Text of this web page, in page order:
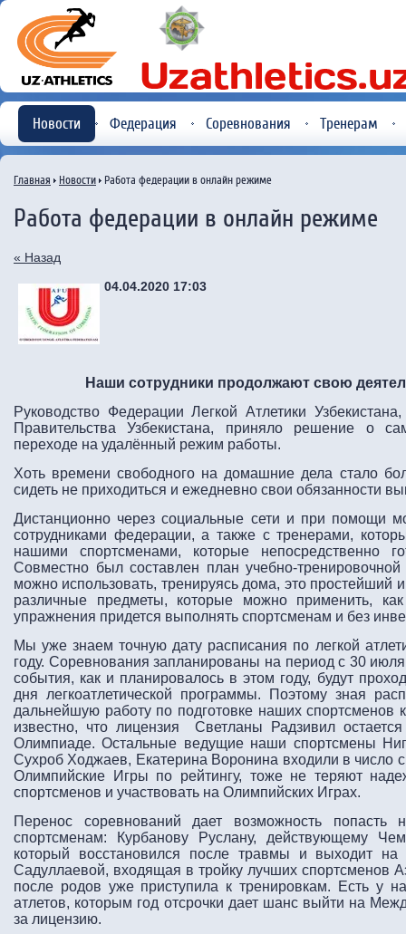
Новости Федерация Соревнования Тренерам
Главная Новости Работа федерации в онлайн режиме
Работа федерации в онлайн режиме
« Назад
04.04.2020 17:03
Наши сотрудники продолжают свою
Руководство Федерации Легкой Атлетики
Правительства Узбекистана, приняло решение о
переходе на удалённый режим работы.
Хоть времени свободного на домашние дела стало
сидеть не приходиться и ежедневно свои обязанности
Дистанционно через социальные сети и при помощи
сотрудниками федерации, а также с тренерами,
нашими спортсменами, которые непосредственно
Совместно был составлен план учебно-
можно использовать, тренируясь дома, это простейший
различные предметы, которые можно применить,
упражнения придется выполнять спортсменам и без
Мы уже знаем точную дату расписания по легкой
году. Соревнования запланированы на период с 30
события, как и планировалось в этом году, будут
дня легкоатлетической программы. Поэтому зная
дальнейшую работу по подготовке наших спортсменов
известно, что лицензия Светланы Радзивил
Олимпиаде. Остальные ведущие наши спортсмены
Сухроб Ходжаев, Екатерина Воронина входили в число
Олимпийские Игры по рейтингу, тоже не теряют
спортсменов и участвовать на Олимпийских Играх.
Перенос соревнований дает возможность
спортсменам: Курбанову Руслану, действующему
который восстановился после травмы и выходит
Садуллаевой, входящая в тройку лучших спортсменов
после родов уже приступила к тренировкам. Есть у
атлетов, которым год отсрочки дает шанс выйти на
за лицензию.